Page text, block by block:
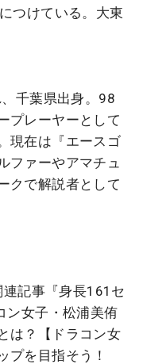
つけている。大東
千葉県出身。98
プレーヤーとして
現在は『エースゴ
ファーやアマチュ
クで解説者として
記事『身長161セ
女子・松浦美侑
は？【ドラコン女
プを目指そう！